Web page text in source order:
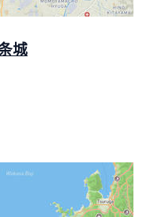
城